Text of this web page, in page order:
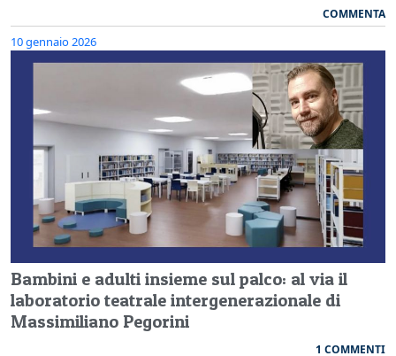
COMMENTA
10 gennaio 2026
Bambini e adulti insieme sul palco: al via il
laboratorio teatrale intergenerazionale di
Massimiliano Pegorini
1 COMMENTI